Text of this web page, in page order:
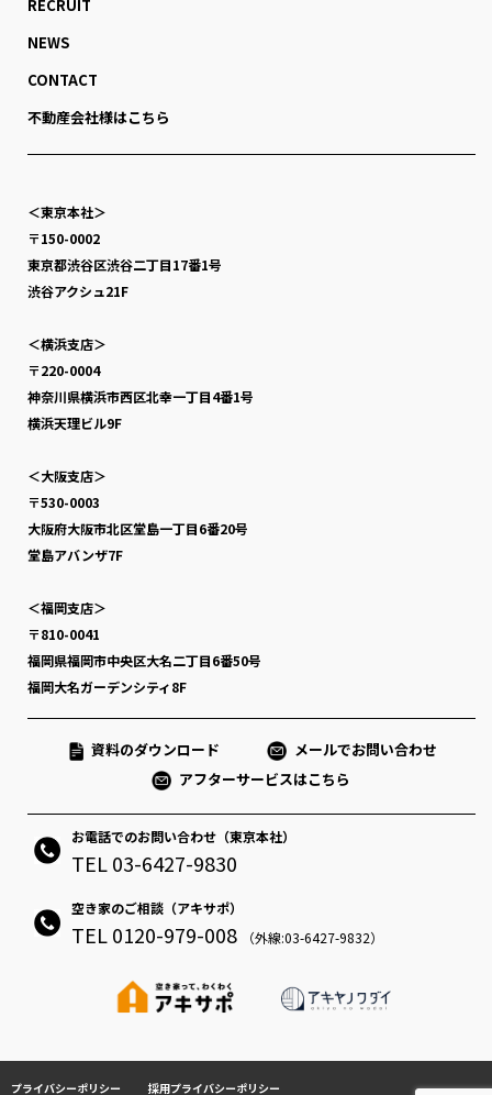
RECRUIT
NEWS
CONTACT
不動産会社様はこちら
＜東京本社＞
〒150-0002
東京都渋谷区渋谷二丁目17番1号
渋谷アクシュ21F
＜横浜支店＞
〒220-0004
神奈川県横浜市西区北幸一丁目4番1号
横浜天理ビル9F
＜大阪支店＞
〒530-0003
大阪府大阪市北区堂島一丁目6番20号
堂島アバンザ7F
＜福岡支店＞
〒810-0041
福岡県福岡市中央区大名二丁目6番50号
福岡大名ガーデンシティ8F
資料のダウンロード
メールでお問い合わせ
アフターサービスはこちら
お電話でのお問い合わせ（東京本社）
TEL 03-6427-9830
空き家のご相談（アキサポ）
TEL 0120-979-008 （外線:03-6427-9832）
プライバシーポリシー 採用プライバシーポリシー